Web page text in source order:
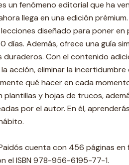
un fenómeno editorial que ha
llega en una edición
diseñado para poner
días. Además, ofrece una guía
Con el contenido
acción, eliminar la
qué hacer en cada
y hojas de trucos,
por el autor. En él,
cuenta con 456 páginas en
el ISBN 978-956-6195-77-1.